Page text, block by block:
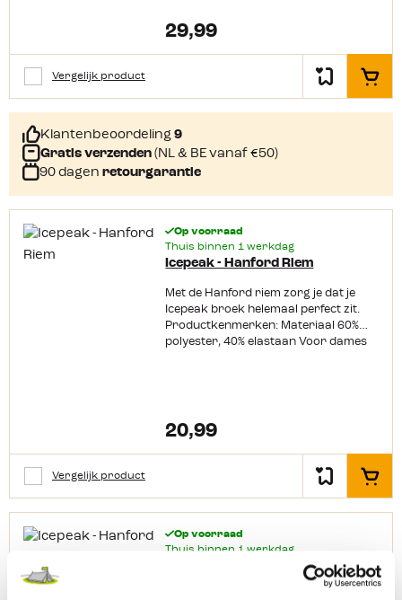
nikkelvrije coating
29,99
Vergelijk product In het
Klantenbeoordeling 9
Gratis verzenden (NL & BE vanaf €50)
90 dagen retourgarantie
Op voorraad
Thuis binnen 1 werkdag
Icepeak - Hanford Riem
Met de Hanford riem zorg je dat je
Icepeak broek helemaal perfect zit.
Productkenmerken: Materiaal 60%
polyester, 40% elastaan Voor dames
20,99
Vergelijk product In het
Op voorraad
Thuis binnen 1 werkdag
Icepeak - Hanford Riem